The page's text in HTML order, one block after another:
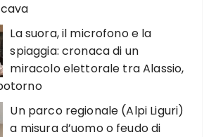
La suora, il microfono e la
spiaggia: cronaca di un
miracolo elettorale tra Alassio,
Un parco regionale (Alpi Liguri)
a misura d’uomo o feudo di